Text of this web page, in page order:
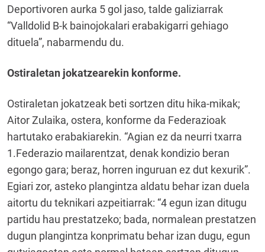
Deportivoren aurka 5 gol jaso, talde galiziarrak
“Valldolid B-k bainojokalari erabakigarri gehiago
dituela”, nabarmendu du.
Ostiraletan jokatzearekin konforme.
Ostiraletan jokatzeak beti sortzen ditu hika-mikak;
Aitor Zulaika, ostera, konforme da Federazioak
hartutako erabakiarekin. “Agian ez da neurri txarra
1.Federazio mailarentzat, denak kondizio beran
egongo gara; beraz, horren inguruan ez dut kexurik”.
Egiari zor, asteko plangintza aldatu behar izan duela
aitortu du teknikari azpeitiarrak: “4 egun izan ditugu
partidu hau prestatzeko; bada, normalean prestatzen
dugun plangintza konprimatu behar izan dugu, egun